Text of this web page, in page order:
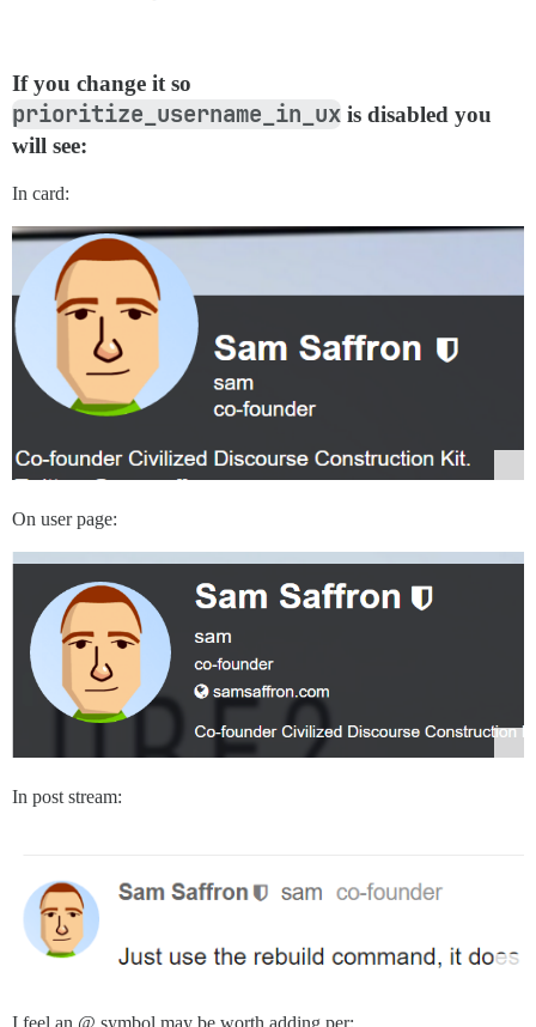
If you change it so
prioritize_username_in_ux is disabled you
will see:
In card:
On user page:
In post stream:
I feel an @ symbol may be worth adding per: